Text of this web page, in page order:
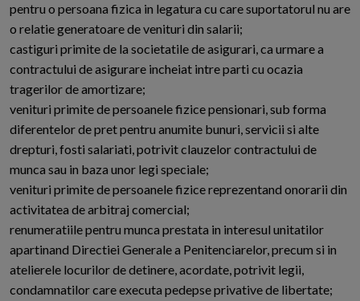
pentru o persoana fizica in legatura cu care suportatorul nu are
o relatie generatoare de venituri din salarii;
castiguri primite de la societatile de asigurari, ca urmare a
contractului de asigurare incheiat intre parti cu ocazia
tragerilor de amortizare;
venituri primite de persoanele fizice pensionari, sub forma
diferentelor de pret pentru anumite bunuri, servicii si alte
drepturi, fosti salariati, potrivit clauzelor contractului de
munca sau in baza unor legi speciale;
venituri primite de persoanele fizice reprezentand onorarii din
activitatea de arbitraj comercial;
renumeratiile pentru munca prestata in interesul unitatilor
apartinand Directiei Generale a Penitenciarelor, precum si in
atelierele locurilor de detinere, acordate, potrivit legii,
condamnatilor care executa pedepse privative de libertate;